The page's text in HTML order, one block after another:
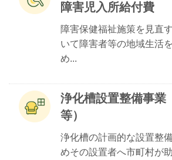
障害児入所給付費
障害保健福祉施策を見直
いて障害者等の地域生活
め...
浄化槽設置整備事業
等）
浄化槽の計画的な設置整
めその設置者へ市町村が